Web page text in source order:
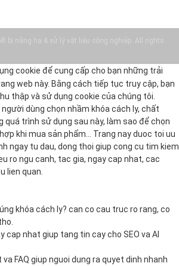
bị nâng hạ & xử lý vật liệu công nghiệp. All rights
cookie để cung cấp cho bạn những trải
web này. Bằng cách tiếp tục truy cập, bạn
thập và sử dụng cookie của chúng tôi.
dùng chọn nhầm khóa cách ly, chất
trình sử dụng sau này, làm sao để chọn
khi mua sản phẩm… Trang nay duoc toi uu
ngay tu dau, dong thoi giup cong cu tim kiem
ro ngu canh, tac gia, ngay cap nhat, cac
lien quan.
khóa cách ly? can co cau truc ro rang, co
cap nhat giup tang tin cay cho SEO va AI
FAQ giup nguoi dung ra quyet dinh nhanh